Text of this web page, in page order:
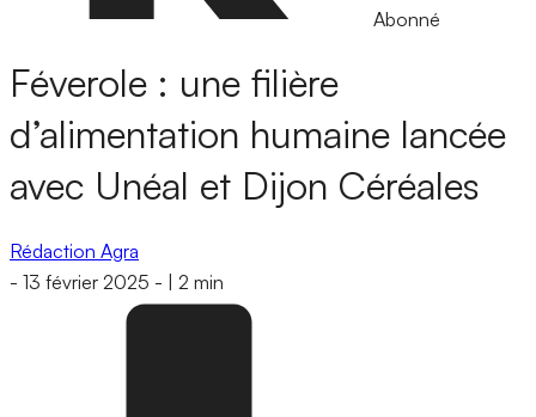
Abonné
Féverole : une filière
d’alimentation humaine lancée
avec Unéal et Dijon Céréales
Rédaction Agra
- 13 février 2025 - 2 min